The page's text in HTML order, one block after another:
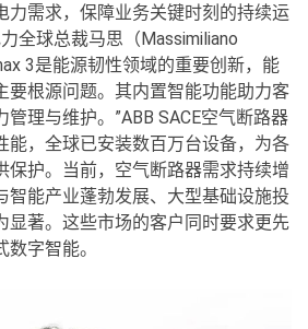
力需求，保障业务关键时刻的持续运
全球总裁马思（Massimiliano
3是能源韧性领域的重要创新，能
要根源问题。其内置智能功能助力客
理与维护。”ABB SACE空气断路器
能，全球已安装数百万台设备，为各
保护。当前，空气断路器需求持续增
智能产业蓬勃发展、大型基础设施投
显著。这些市场的客户同时要求更先
字智能。